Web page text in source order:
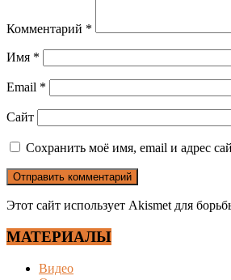
Комментарий *
Имя *
Email *
Сайт
Сохранить моё имя, email и адрес
Этот сайт использует Akismet для
МАТЕРИАЛЫ
Видео